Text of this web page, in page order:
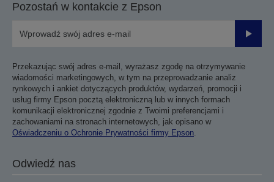
Pozostań w kontakcie z Epson
Przekazując swój adres e-mail, wyrażasz zgodę na otrzymywanie
wiadomości marketingowych, w tym na przeprowadzanie analiz
rynkowych i ankiet dotyczących produktów, wydarzeń, promocji i
usług firmy Epson pocztą elektroniczną lub w innych formach
komunikacji elektronicznej zgodnie z Twoimi preferencjami i
zachowaniami na stronach internetowych, jak opisano w
Oświadczeniu o Ochronie Prywatności firmy Epson.
Odwiedź nas